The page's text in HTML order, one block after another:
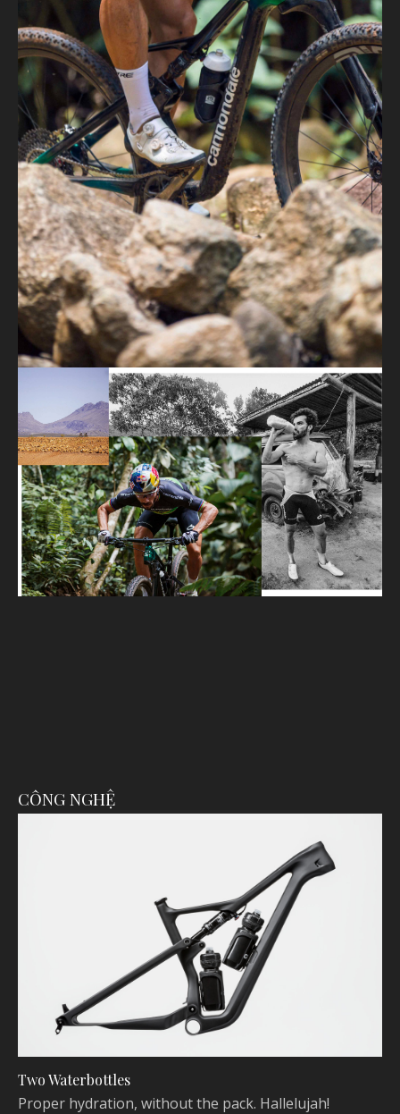
CÔNG NGHỆ
Two Waterbottles
Proper hydration, without the pack. Hallelujah!